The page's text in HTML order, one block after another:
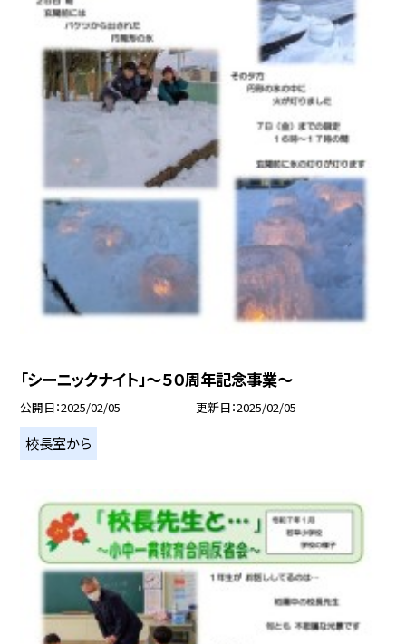
「シーニックナイト」～５０周年記念事業～
公開日 2025/02/05 更新日 2025/02/05
校長室から